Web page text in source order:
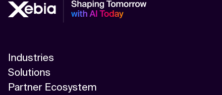
Industries
Solutions
Partner Ecosystem